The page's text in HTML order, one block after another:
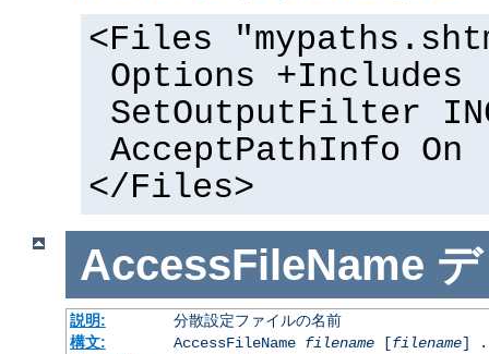
<Files
Options +Includes
SetOutputFilter
AcceptPathInfo On
</Files>
AccessFileName
説明:
分散設定ファイルの名前
構文:
AccessFileName filename[filename]